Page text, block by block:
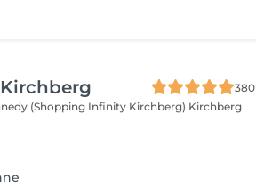
380
(Shopping Infinity Kirchberg) Kirchberg